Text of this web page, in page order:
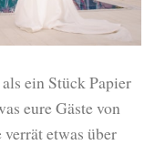
ein Stück Papier
eure Gäste von
etwas über